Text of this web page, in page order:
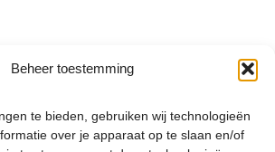
Beheer toestemming
te bieden, gebruiken wij technologieën
over je apparaat op te slaan en/of